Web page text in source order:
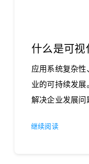
什么是可视
应用系统复杂
业的可持续发
解决企业发展问
继续阅读